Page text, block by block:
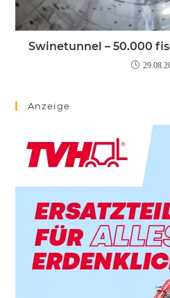
Swinetunnel – 50.000
Anzeige